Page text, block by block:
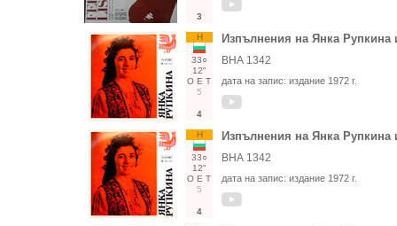
3
Н
33○
12"
О Е Т
5
4
Изпълнения на Янка Рупкина
ВНА 1342
дата на запис: издание 1972 г.
Н
33○
12"
О Е Т
5
4
Изпълнения на Янка Рупкина
ВНА 1342
дата на запис: издание 1972 г.